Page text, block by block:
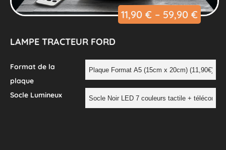
11,90 € – 59,90 €
LAMPE TRACTEUR FORD
Format de la
plaque
Socle Lumineux